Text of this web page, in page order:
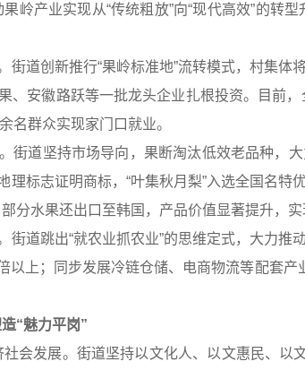
岭产业实现从“传统粗放”向“现代高效”的转
街道创新推行“果岭标准地”流转模式，村集
、安徽路跃等一批龙头企业扎根投资。目前
名群众实现家门口就业。
街道坚持市场导向，果断淘汰低效老品种，
理标志证明商标，“叶集秋月梨”入选全国名
分水果还出口至韩国，产品价值显著提升，实
街道跳出“就农业抓农业”的思维定式，大力
以上；同步发展冷链仓储、电商物流等配套
“魅力平岗”
会发展。街道坚持以文化人、以文惠民、以